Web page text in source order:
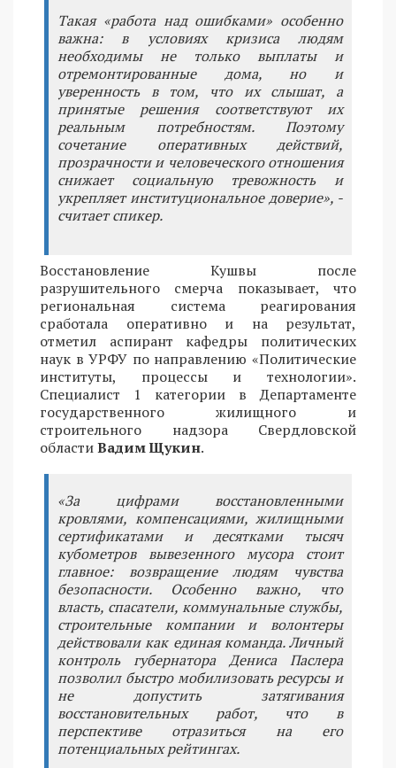
Такая «работа над ошибками» особенно
важна: в условиях кризиса людям
необходимы не только выплаты и
отремонтированные дома, но и
уверенность в том, что их слышат, а
принятые решения соответствуют их
реальным потребностям. Поэтому
сочетание оперативных действий,
прозрачности и человеческого отношения
снижает социальную тревожность и
укрепляет институциональное доверие», -
считает спикер.
Восстановление Кушвы после
разрушительного смерча показывает, что
региональная система реагирования
сработала оперативно и на результат,
отметил аспирант кафедры политических
наук в УРФУ по направлению «Политические
институты, процессы и технологии».
Специалист 1 категории в Департаменте
государственного жилищного и
строительного надзора Свердловской
областиВадим Щукин.
«За цифрами восстановленными
кровлями, компенсациями, жилищными
сертификатами и десятками тысяч
кубометров вывезенного мусора стоит
главное: возвращение людям чувства
безопасности. Особенно важно, что
власть, спасатели, коммунальные службы,
строительные компании и волонтеры
действовали как единая команда. Личный
контроль губернатора Дениса Паслера
позволил быстро мобилизовать ресурсы и
не допустить затягивания
восстановительных работ, что в
перспективе отразиться на его
потенциальных рейтингах.